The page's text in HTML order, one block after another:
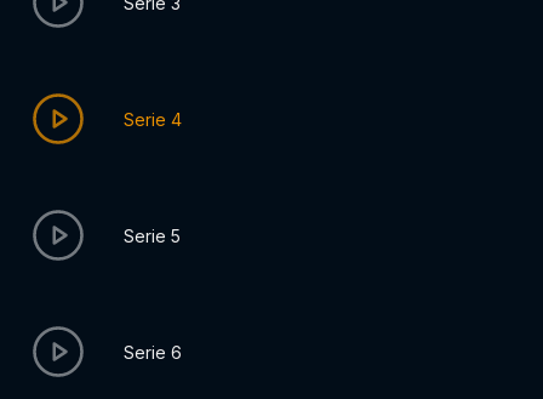
Serie 4
Serie 5
Serie 6